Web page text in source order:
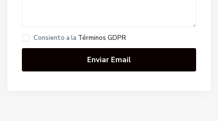
Consiento a la Términos GDPR